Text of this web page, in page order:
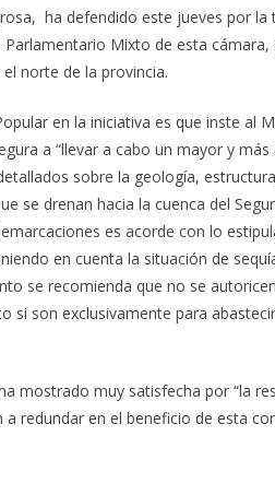
ha defendido este jueves por
Mixto de esta
norte de la provincia.
en la iniciativa es que inste al
a “llevar a cabo un mayor y
sobre la geología,
se drenan hacia la cuenca del
es acorde con lo
en cuenta la situación de
se recomienda que no se
si son exclusivamente para
mostrado muy satisfecha por “la
redundar en el beneficio de esta